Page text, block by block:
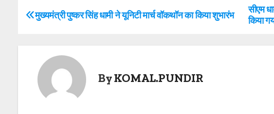
s
p
er e
b
k
y e
P
सीएम
किया
मुख्यमंत्री पुष्कर सिंह धामी ने यूनिटी मार्च वॉकथॉन का किया शुभारंभ
ByKOMAL.PUNDIR